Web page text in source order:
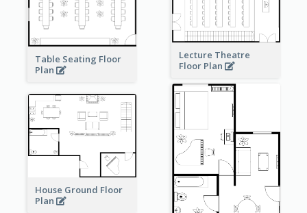
Table Seating Floor
Plan
Lecture Theatre
Floor Plan
House Ground Floor
Plan